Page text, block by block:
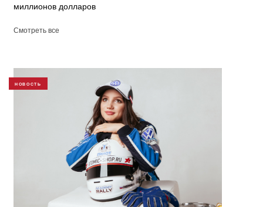
миллионов долларов
Смотреть все
НОВОСТЬ